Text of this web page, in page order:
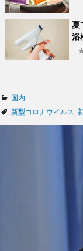
夏
浴
カ
テ
国内
タ
新型コロナウイルス